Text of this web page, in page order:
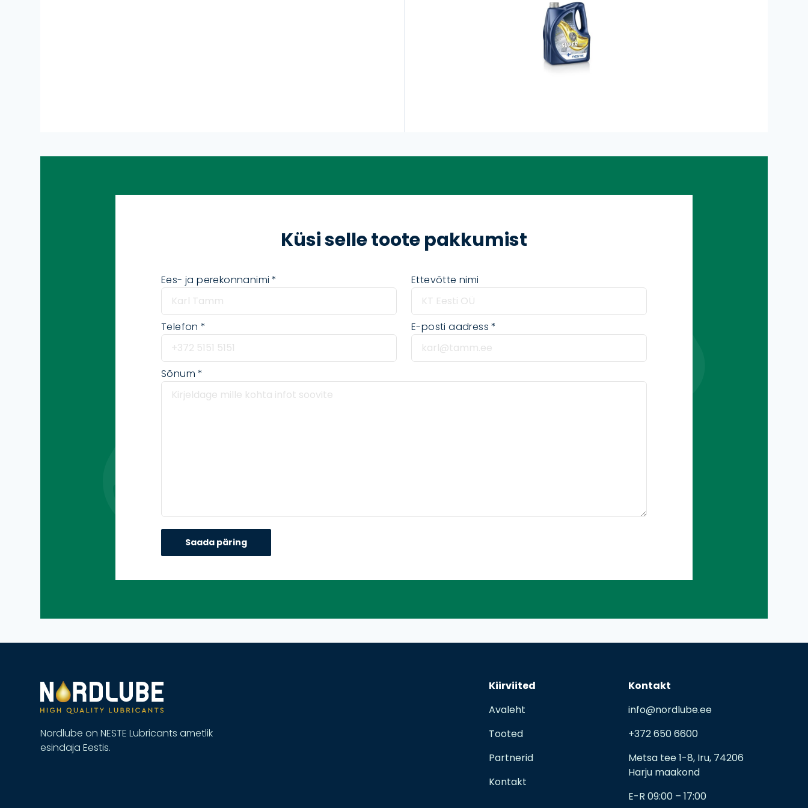
Küsi selle toote pakkumist
Ees- ja perekonnanimi Ettevõtte nimi
Telefon E-posti aadress
Sõnum
Nordlube on NESTE Lubricants ametlik
esindaja Eestis.
Kiirviited
Avaleht
Tooted
Partnerid
Kontakt
Kontakt
info@nordlube.ee
+372 650 6600
Metsa tee 1-8, Iru, 74206
Harju maakond
E-R 09:00 – 17:00